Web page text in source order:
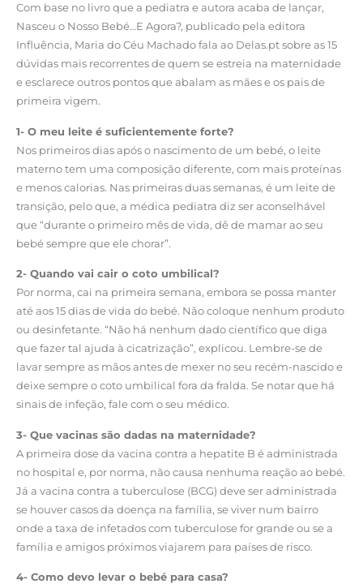
Com base no livro que a pediatra e autora acaba de lançar,
Nasceu o Nosso Bebé…E Agora?, publicado pela editora
Influência, Maria do Céu Machado fala ao Delas.pt sobre as 15
dúvidas mais recorrentes de quem se estreia na maternidade
e esclarece outros pontos que abalam as mães e os pais de
primeira vigem.
1- O meu leite é suficientemente forte?
Nos primeiros dias após o nascimento de um bebé, o leite
materno tem uma composição diferente, com mais proteínas
e menos calorias. Nas primeiras duas semanas, é um leite de
transição, pelo que, a médica pediatra diz ser aconselhável
que “durante o primeiro mês de vida, dê de mamar ao seu
bebé sempre que ele chorar”.
2- Quando vai cair o coto umbilical?
Por norma, cai na primeira semana, embora se possa manter
até aos 15 dias de vida do bebé. Não coloque nenhum produto
ou desinfetante. “Não há nenhum dado científico que diga
que fazer tal ajuda à cicatrização”, explicou. Lembre-se de
lavar sempre as mãos antes de mexer no seu recém-nascido e
deixe sempre o coto umbilical fora da fralda. Se notar que há
sinais de infeção, fale com o seu médico.
3- Que vacinas são dadas na maternidade?
A primeira dose da vacina contra a hepatite B é administrada
no hospital e, por norma, não causa nenhuma reação ao bebé.
Já a vacina contra a tuberculose (BCG) deve ser administrada
se houver casos da doença na família, se viver num bairro
onde a taxa de infetados com tuberculose for grande ou se a
família e amigos próximos viajarem para países de risco.
4- Como devo levar o bebé para casa?